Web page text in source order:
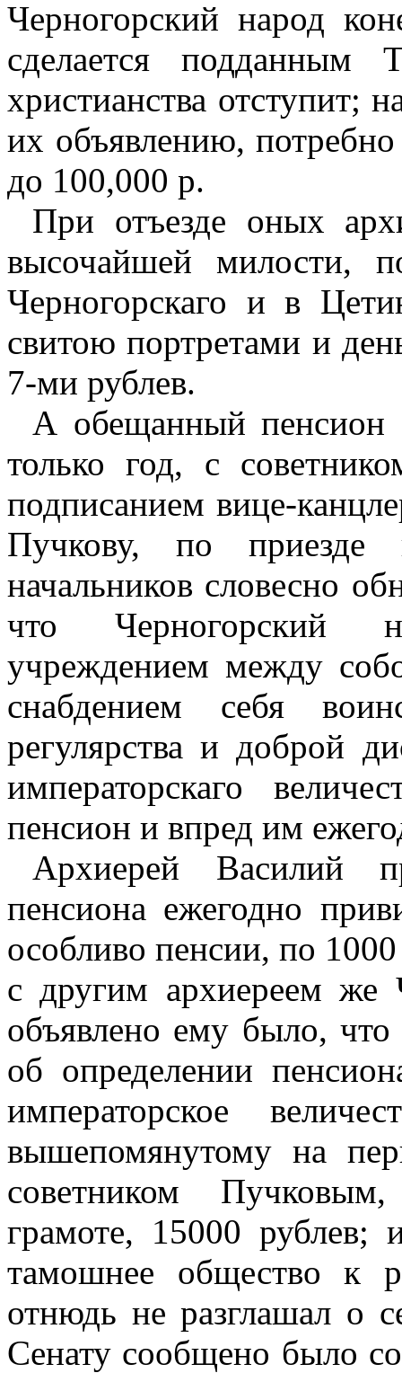
Черногорский народ
сделается
христианства отступит;
их объявлению,
до 100,000 р.
При отъезде оных apx
высочайшей милости,
Черногорскаго и в
свитою портретами и
7-ми рублев.
А обещанный пенсион
только год, с
подписанием вице-
Пучкову, по
начальников словесно
что Черногорский
учреждением между
снабдением себя
регулярства и доброй
императорскаго
пенсион и впред им
Apxиepeй
Василий
пенсиона ежегодно
особливо пенсии, по
с другим архиереем же
объявлено ему было, что
об определении
императорское
вышепомянутому на
советником
грамоте, 15000
тамошнее общество к
отнюдь не разглашал о
Сенату сообщено было